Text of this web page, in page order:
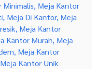
Meja Kantor
Meja Di Kantor, Meja
Meja Kantor
Kantor Murah, Meja
Meja Kantor
Kantor Unik